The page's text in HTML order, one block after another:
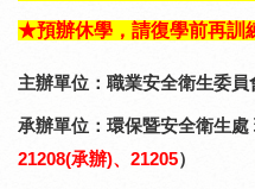
★預辦休學，請復學前再
主辦單位：職業安全衛生委員
承辦單位：環保暨安全衛生處
21208(承辦)、21205）